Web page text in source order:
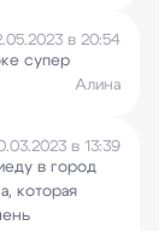
в 20:54
супер
Алина
в 13:39
в город
которая